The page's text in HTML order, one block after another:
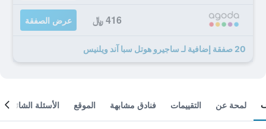
416 ﷼ عرض الصفقة
20 صفقة إضافية لـ ساجيرو هوتل سبا آند ويلنيس
لمحة عن التقييمات فنادق مشابهة الموقع الأسئلة الشائعة